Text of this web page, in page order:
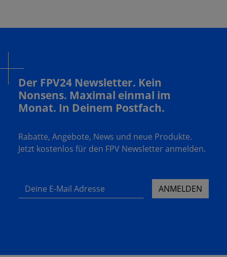
Der FPV24 Newsletter. Kein
Nonsens. Maximal einmal im
Monat. In Deinem Postfach.
Rabatte, Angebote, News und neue Produkte.
Jetzt kostenlos für den FPV Newsletter anmelden.
Deine E-Mail Adresse ANMELDEN